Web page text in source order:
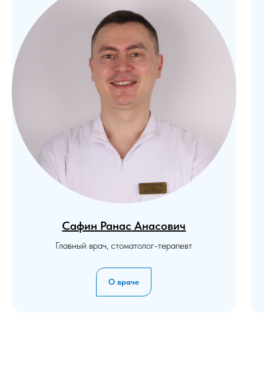
Сафин Ранас Анасович
Главный врач, стоматолог-терапевт
О враче